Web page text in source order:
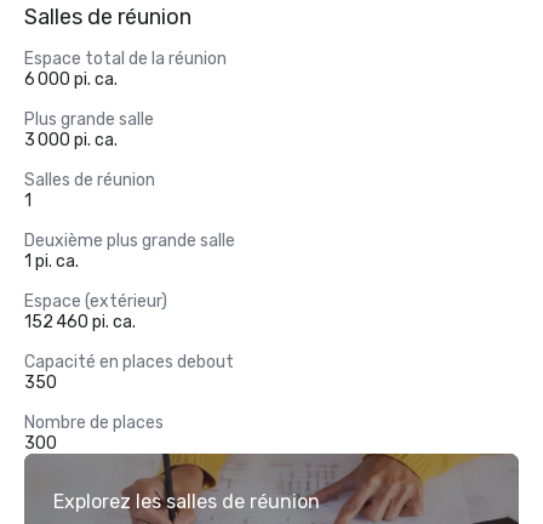
Salles de réunion
Espace total de la réunion
6 000 pi. ca.
Plus grande salle
3 000 pi. ca.
Salles de réunion
1
Deuxième plus grande salle
1 pi. ca.
Espace (extérieur)
152 460 pi. ca.
Capacité en places debout
350
Nombre de places
300
Explorez les salles de réunion